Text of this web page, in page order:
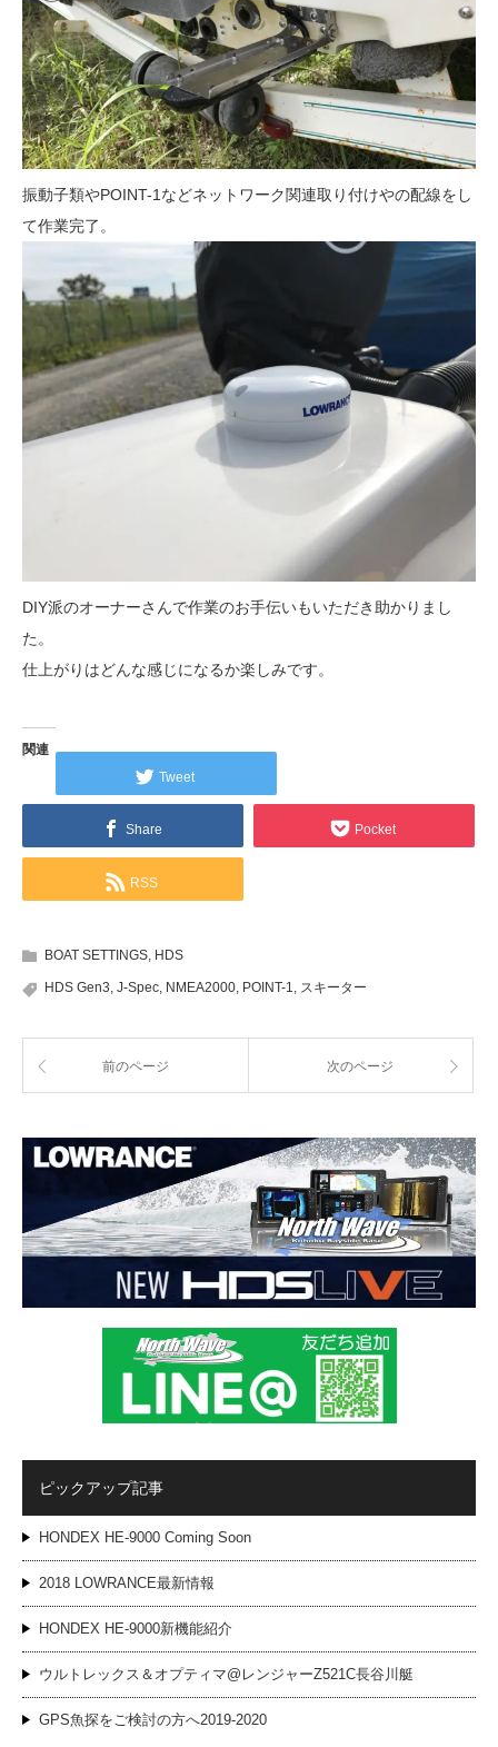
振動子類やPOINT-1などネットワーク関連取り付けやの配線をし
て作業完了。
DIY派のオーナーさんで作業のお手伝いもいただき助かりまし
た。
仕上がりはどんな感じになるか楽しみです。
関連
Tweet
Share Pocket
RSS
BOAT SETTINGS, HDS
HDS Gen3, J-Spec, NMEA2000, POINT-1, スキーター
前のページ 次のページ
ピックアップ記事
HONDEX HE-9000 Coming Soon
2018 LOWRANCE最新情報
HONDEX HE-9000新機能紹介
ウルトレックス＆オプティマ@レンジャーZ521C長谷川艇
GPS魚探をご検討の方へ2019-2020